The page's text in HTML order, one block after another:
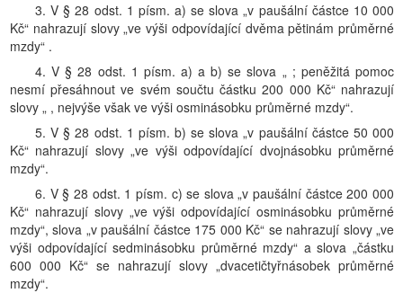
3. V § 28 odst. 1 písm. a) se slova „v paušální částce 10 000
Kč“ nahrazují slovy „ve výši odpovídající dvěma pětinám průměrné
mzdy“ .
4. V § 28 odst. 1 písm. a) a b) se slova „ ; peněžitá pomoc
nesmí přesáhnout ve svém součtu částku 200 000 Kč“ nahrazují
slovy „ , nejvýše však ve výši osminásobku průměrné mzdy“.
5. V § 28 odst. 1 písm. b) se slova „v paušální částce 50 000
Kč“ nahrazují slovy „ve výši odpovídající dvojnásobku průměrné
mzdy“.
6. V § 28 odst. 1 písm. c) se slova „v paušální částce 200 000
Kč“ nahrazují slovy „ve výši odpovídající osminásobku průměrné
mzdy“, slova „v paušální částce 175 000 Kč“ se nahrazují slovy „ve
výši odpovídající sedminásobku průměrné mzdy“ a slova „částku
600 000 Kč“ se nahrazují slovy „dvacetičtyřnásobek průměrné
mzdy“.